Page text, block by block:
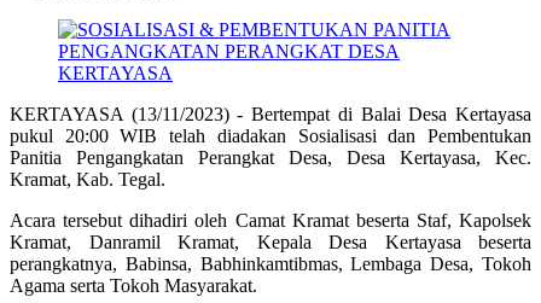
KERTAYASA (13/11/2023) - Bertempat di Balai Desa Kertayasa
pukul 20:00 WIB telah diadakan Sosialisasi dan Pembentukan
Panitia Pengangkatan Perangkat Desa, Desa Kertayasa, Kec.
Kramat, Kab. Tegal.
Acara tersebut dihadiri oleh Camat Kramat beserta Staf, Kapolsek
Kramat, Danramil Kramat, Kepala Desa Kertayasa beserta
perangkatnya, Babinsa, Babhinkamtibmas, Lembaga Desa, Tokoh
Agama serta Tokoh Masyarakat.